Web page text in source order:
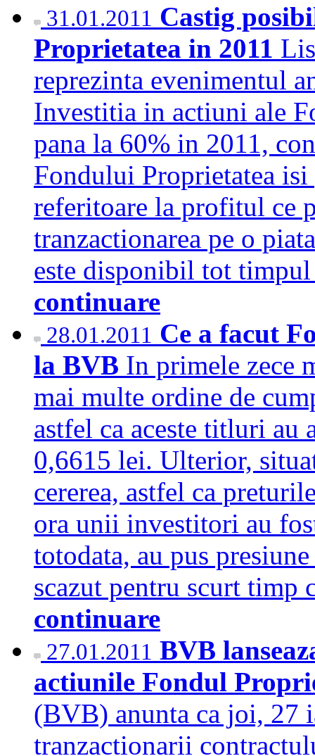
31.01.2011 Castig
Proprietatea in 2011
reprezinta evenimentul
Investitia in actiuni ale
pana la 60% in 2011,
Fondului Proprietatea
referitoare la profitul ce
tranzactionarea pe o
este disponibil tot
continuare
28.01.2011 Ce a facut
la BVB In primele zece
mai multe ordine de
astfel ca aceste titluri au
0,6615 lei. Ulterior,
cererea, astfel ca
ora unii investitori au
totodata, au pus
scazut pentru scurt
continuare
27.01.2011 BVB
actiunile Fondul
(BVB) anunta ca joi, 27
tranzactionarii